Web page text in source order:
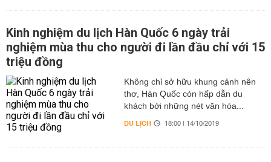
Kinh nghiệm du lịch Hàn Quốc 6 ngày trải
nghiệm mùa thu cho người đi lần đầu chỉ với 15
triệu đồng
Không chỉ sở hữu khung cảnh nên
thơ, Hàn Quốc còn hấp dẫn du
khách bởi những nét văn hóa...
DU LỊCH 18:00 | 14/10/2019